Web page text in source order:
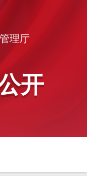
理厅
开